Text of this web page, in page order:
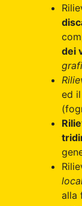
dei
ed il
alla